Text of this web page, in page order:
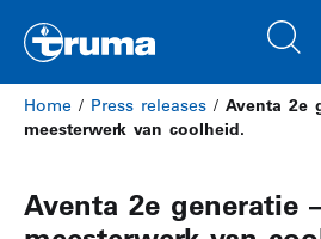
Home / Press releases / Aventa 2e
meesterwerk van coolheid.
Aventa 2e generatie